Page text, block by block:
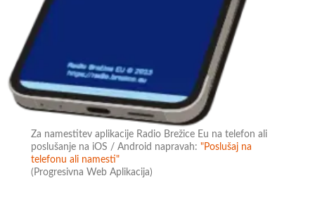
Za namestitev aplikacije Radio Brežice Eu na telefon ali
poslušanje na iOS / Android napravah:"Poslušaj na
telefonu ali namesti"
(Progresivna Web Aplikacija)